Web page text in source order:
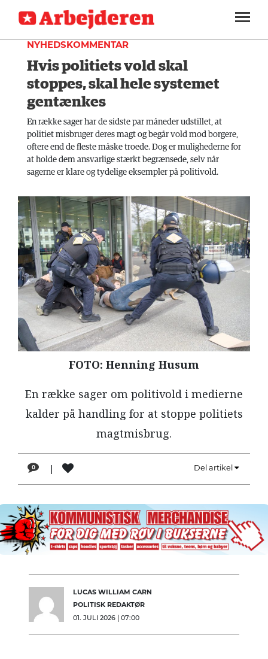
SEKTIONER
ARBEJDEREN
MENER
FAGLIGT
INDLAND
UDLAND
KULTUR
KALENDER
BLOGS
DEBAT
LÆSER
TIL
LÆSER
NAVNE
SOUNDCLOUD
ABONNER
LOG IND
OM
ARBEJDEREN
NYHEDSKOMMENTAR
Hvis politiets vold skal
stoppes, skal hele systemet
gentænkes
En række sager har de sidste par måneder udstillet, at
politiet misbruger deres magt og begår vold mod borgere,
oftere end de fleste måske troede. Dog er mulighederne for
at holde dem ansvarlige stærkt begrænsede, selv når
sagerne er klare og tydelige eksempler på politivold.
FOTO: Henning Husum
En række sager om politivold i medierne
kalder på handling for at stoppe politiets
magtmisbrug.
0 | Del artikel
LUCAS WILLIAM CARN
POLITISK REDAKTØR
01. JULI 2026 | 07:00